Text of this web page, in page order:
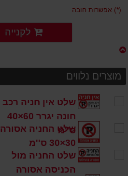
(*) אפשרות חובה
לקנייה
מוצרים נלווים
שלט אין חניה רכב
חונה יגרר 60×40
ס''מ
שלט החניה אסורה
30×30 ס''מ
שלט החניה מול
הכניסה אסורה